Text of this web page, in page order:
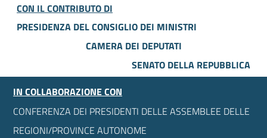
CON IL CONTRIBUTO DI
PRESIDENZA DEL CONSIGLIO DEI MINISTRI
CAMERA DEI DEPUTATI
SENATO DELLA REPUBBLICA
IN COLLABORAZIONE CON
CONFERENZA DEI PRESIDENTI DELLE ASSEMBLEE DELLE
REGIONI/PROVINCE AUTONOME